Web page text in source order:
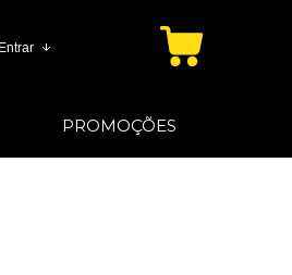
Entrar
PROMOÇÕES